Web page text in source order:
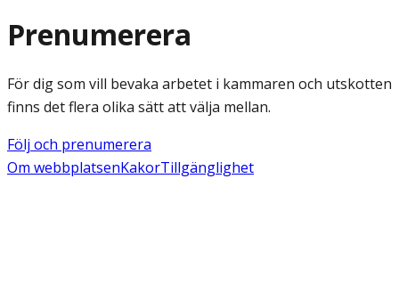
Prenumerera
För dig som vill bevaka arbetet i kammaren och utskotten
finns det flera olika sätt att välja mellan.
Följ och prenumerera
Om webbplatsenKakorTillgänglighet